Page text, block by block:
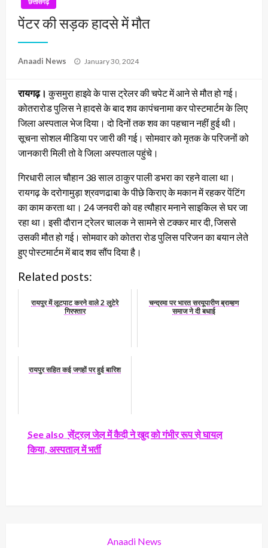
पेंटर की सड़क हादसे में मौत
Anaadi News
Posted
January 30, 2024
रायगढ़। कुसमुरा हाइवे के पास ट्रेलर की चपेट में आने से मौत हो गई।
कोतरारोड पुलिस ने हादसे के बाद शव कापंचनामा कर पोस्टमार्टम के लिए
जिला अस्पताल भेज दिया। दो दिनों तक शव का पहचान नहीं हुई थी।
सूचना सोशल मीडिया पर जारी की गई। सोमवार को मृतक के परिजनों को
जानकारी मिली तो वे जिला अस्पताल पहुंचे।
गिरधारी लाल चौहान 38 साल ठाकुर पाली डभरा का रहने वाला था।
रायगढ़ के दरोगामुड़ा श्रवणढाबा के पीछे किराए के मकान में रहकर पेंटिंग
का काम करता था। 24 जनवरी को वह त्यौहार मनाने साइकिल से घर जा
रहा था। इसी दौरान ट्रेलर चालक ने सामने से टक्कर मार दी, जिससे
उसकी मौत हो गई। सोमवार को कोतरा रोड पुलिस परिजन का बयान लेते
हुए पोस्टमार्टम में बाद शव सौंप दिया है।
Related posts:
रायपुर में लूटपाट करने वाले 2 लुटेरे
गिरफ्तार
चन्द्रमा पर भारत सरयूपारीण ब्राम्हण
समाज ने दी बधाई
रायपुर सहित कई जगहों पर हुई बारिश
See also सेंट्रल जेल में कैदी ने खुद को गंभीर रूप से घायल
किया, अस्पताल में भर्ती
Anaadi News